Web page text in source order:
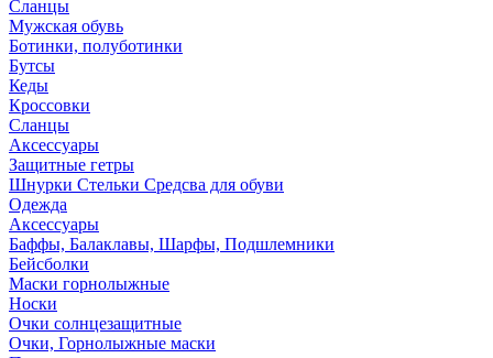
Сланцы
Мужская обувь
Ботинки, полуботинки
Бутсы
Кеды
Кроссовки
Сланцы
Аксессуары
Защитные гетры
Шнурки Стельки Средсва для обуви
Одежда
Аксессуары
Баффы, Балаклавы, Шарфы, Подшлемники
Бейсболки
Маски горнолыжные
Носки
Очки солнцезащитные
Очки, Горнолыжные маски